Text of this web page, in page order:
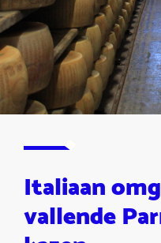
Italiaan
vallende